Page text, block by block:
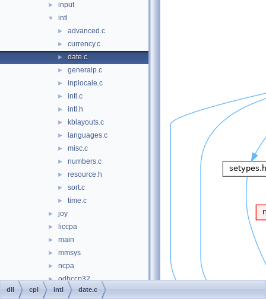
► input
▼ intl
► advanced.c
► currency.c
► date.c
► generalp.c
► inplocale.c
► intl.c
► intl.h
► kblayouts.c
► languages.c
► misc.c
► numbers.c
► resource.h
► sort.c
► time.c
► joy
► liccpa
► main
► mmsys
► ncpa
► odbccp32
► openglcfg
dll cpl intl date.c